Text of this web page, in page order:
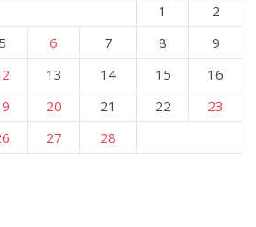
1
2
5 6 7 8
9
13 14 15
16
20 21 22
23
27 28